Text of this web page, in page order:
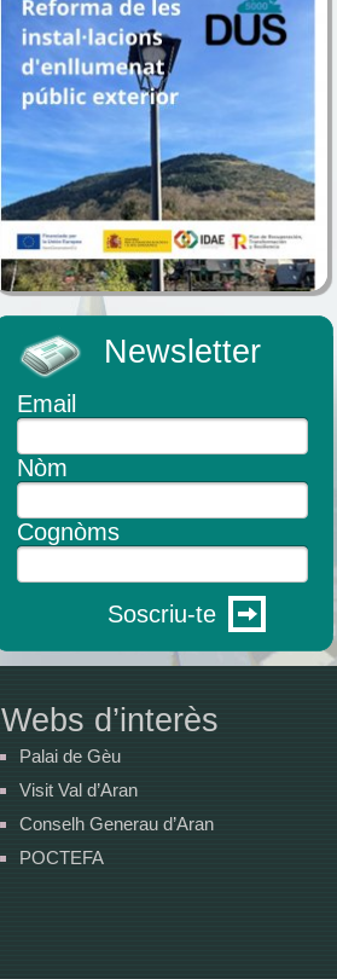
Newsletter
Email
Nòm
Cognòms
Soscriu-te
Webs d’interès
Palai de Gèu
Visit Val d’Aran
Conselh Generau d’Aran
POCTEFA